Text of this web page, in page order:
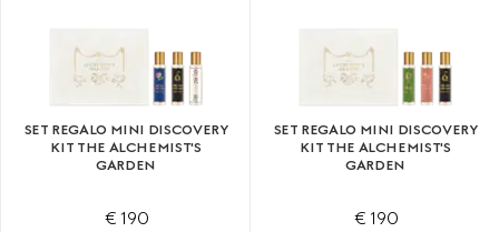
SET REGALO MINI DISCOVERY
KIT THE ALCHEMIST'S
GARDEN
€ 190
SET REGALO MINI DISCOVERY
KIT THE ALCHEMIST'S
GARDEN
€ 190